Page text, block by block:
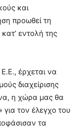
και
προωθεί τη
εντολή της
έρχεται να
διαχείρισης
η χώρα μας θα
για τον έλεγχο του
τα